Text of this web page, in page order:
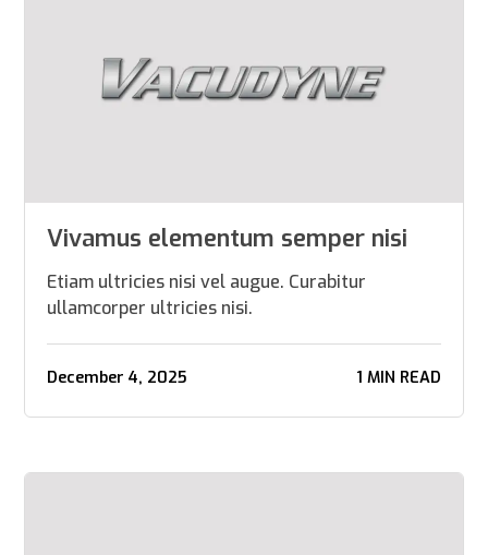
Vivamus elementum semper nisi
Etiam ultricies nisi vel augue. Curabitur
ullamcorper ultricies nisi.
December 4, 2025 1 MIN READ